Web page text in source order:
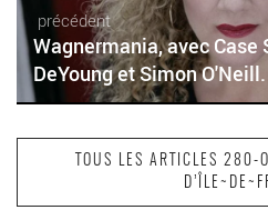
précédent
Wagnermania, avec
DeYoung et Simon O'Neill.
TOUS LES ARTICLES 280-